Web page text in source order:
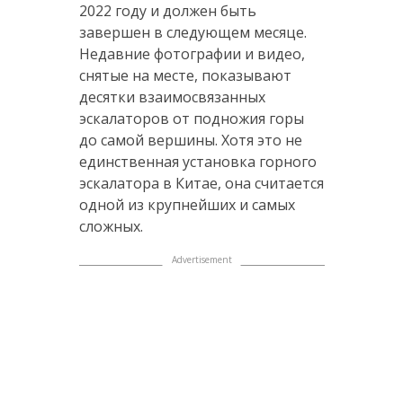
2022 году и должен быть
завершен в следующем месяце.
Недавние фотографии и видео,
снятые на месте, показывают
десятки взаимосвязанных
эскалаторов от подножия горы
до самой вершины. Хотя это не
единственная установка горного
эскалатора в Китае, она считается
одной из крупнейших и самых
сложных.